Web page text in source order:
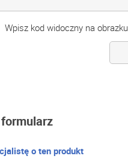
Wpisz kod widoczny na obrazku
formularz
o ten produkt